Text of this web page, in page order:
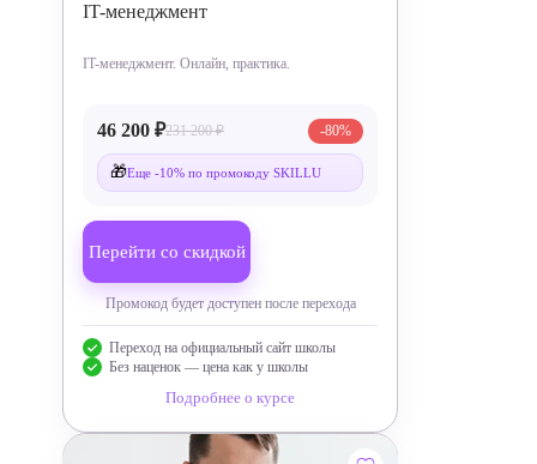
IT-менеджмент
IT-менеджмент. Онлайн, практика.
46 200 ₽231 200 ₽ -80%
🎁Еще -10% по промокоду SKILLU
Перейти со скидкой
Промокод будет доступен после перехода
Переход на официальный сайт школы
Без наценок — цена как у школы
Подробнее о курсе